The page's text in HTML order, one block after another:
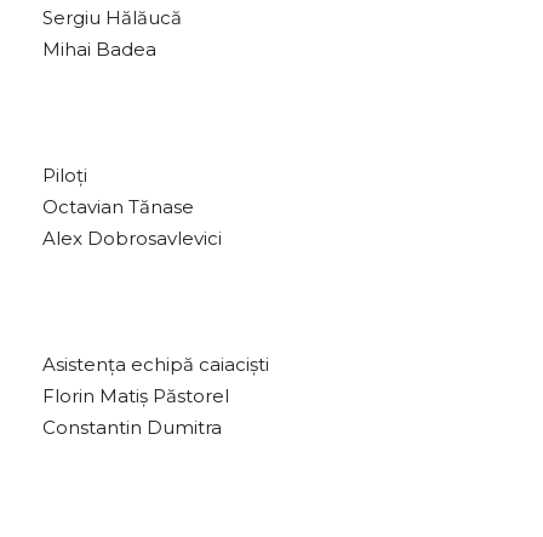
Sergiu Hălăucă
Mihai Badea
Piloți
Octavian Tănase
Alex Dobrosavlevici
Asistența echipă caiaciști
Florin Matiș Păstorel
Constantin Dumitra